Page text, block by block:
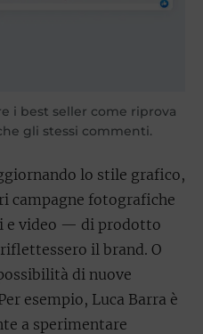
i best seller come riprova
gli stessi commenti.
lo stile grafico,
campagne fotografiche
e video — di prodotto
il brand. O
di nuove
esempio, Luca Barra è
a sperimentare